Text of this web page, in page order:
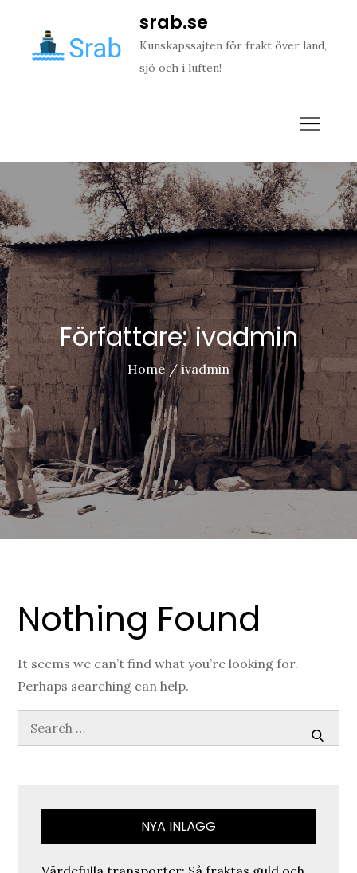
content
srab.se
Kunskapssajten för frakt över land,
sjö och i luften!
Författare:ivadmin
Home ivadmin
Nothing Found
It seems we can’t find what you’re looking for.
Perhaps searching can help.
Search
for:
NYA INLÄGG